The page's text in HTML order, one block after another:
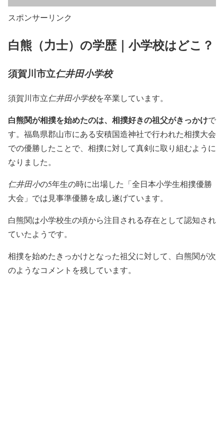
スポンサーリンク
白熊（力士）の学歴｜小学校はどこ？
須賀川市立仁井田小学校
須賀川市立仁井田小学校を卒業しています。
白熊関が相撲を始めたのは、相撲好きの祖父がきっかけで
す。福島県郡山市にある安積国造神社で行われた相撲大会
での優勝したことで、相撲に対して真剣に取り組むように
なりました。
仁井田小の5年生の時に出場した「全日本小学生相撲優勝
大会」では見事準優勝を成し遂げています。
白熊関は小学校生の頃から注目される存在として認知され
ていたようです。
相撲を始めたきっかけとなった祖父に対して、白熊関が次
のようなコメントを残しています。